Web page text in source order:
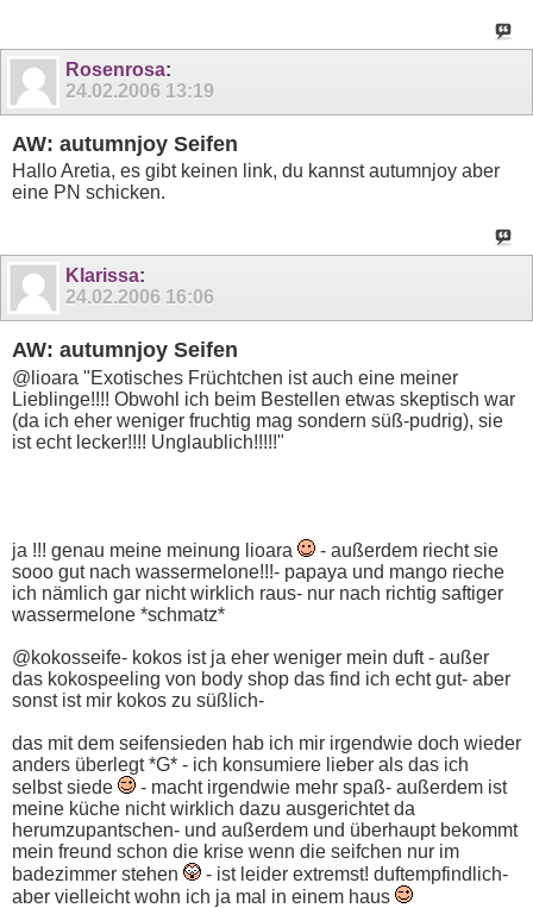
Rosenrosa:
24.02.2006 13:19
AW: autumnjoy Seifen
Hallo Aretia, es gibt keinen link, du kannst autumnjoy aber
eine PN schicken.
Klarissa:
24.02.2006 16:06
AW: autumnjoy Seifen
@lioara "Exotisches Früchtchen ist auch eine meiner
Lieblinge!!!! Obwohl ich beim Bestellen etwas skeptisch war
(da ich eher weniger fruchtig mag sondern süß-pudrig), sie
ist echt lecker!!!! Unglaublich!!!!!"
ja !!! genau meine meinung lioara
- außerdem riecht sie
sooo gut nach wassermelone!!!- papaya und mango rieche
ich nämlich gar nicht wirklich raus- nur nach richtig saftiger
wassermelone *schmatz*
@kokosseife- kokos ist ja eher weniger mein duft - außer
das kokospeeling von body shop das find ich echt gut- aber
sonst ist mir kokos zu süßlich-
das mit dem seifensieden hab ich mir irgendwie doch wieder
anders überlegt *G* - ich konsumiere lieber als das ich
selbst siede
- macht irgendwie mehr spaß- außerdem ist
meine küche nicht wirklich dazu ausgerichtet da
herumzupantschen- und außerdem und überhaupt bekommt
mein freund schon die krise wenn die seifchen nur im
badezimmer stehen
- ist leider extremst! duftempfindlich-
aber vielleicht wohn ich ja mal in einem haus